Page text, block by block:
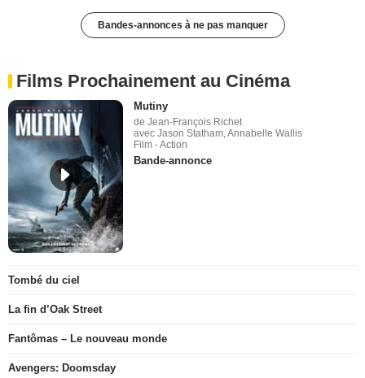
Bandes-annonces à ne pas manquer
Films Prochainement au Cinéma
Mutiny
de Jean-François Richet
avec Jason Statham, Annabelle Wallis
Film - Action
Bande-annonce
Tombé du ciel
La fin d’Oak Street
Fantômas – Le nouveau monde
Avengers: Doomsday